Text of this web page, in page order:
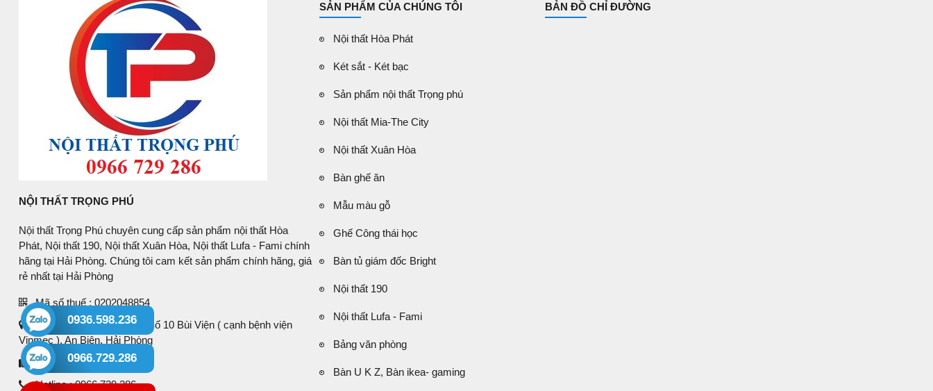
NỘI THẤT TRỌNG PHÚ
Nội thất Trọng Phú chuyên cung cấp sản phẩm nội thất Hòa
Phát, Nội thất 190, Nội thất Xuân Hòa, Nội thất Lufa - Fami chính
hãng tại Hải Phòng. Chúng tôi cam kết sản phẩm chính hãng, giá
rẻ nhất tại Hải Phòng
Mã số thuế : 0202048854
Địa chỉ : Tòa nhà 7 tầng, Số 10 Bùi Viện ( cạnh bệnh viện
Vinmec ), An Biên, Hải Phòng
Điện thoại : 0936.598.236
Hotline : 0966.729.286
SẢN PHẨM CỦA CHÚNG TÔI
Nội thất Hòa Phát
Két sắt - Két bạc
Sản phẩm nội thất Trọng phú
Nội thất Mia-The City
Nội thất Xuân Hòa
Bàn ghế ăn
Mẫu màu gỗ
Ghế Công thái học
Bàn tủ giám đốc Bright
Nội thất 190
Nội thất Lufa - Fami
Bảng văn phòng
Bàn U K Z, Bàn ikea- gaming
BẢN ĐỒ CHỈ ĐƯỜNG
0936.598.236
0966.729.286